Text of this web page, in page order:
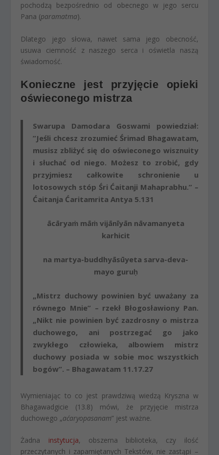
pochodzą bezpośrednio od obecnego w jego sercu
Pana (paramatma).
Dlatego jego słowa, nawet sama jego obecność,
usuwa ciemność z naszego serca i oświetla naszą
świadomość.
Konieczne jest przyjęcie opieki
oświeconego mistrza
Swarupa Damodara Goswami powiedział:
”Jeśli chcesz zrozumieć Śrimad Bhagawatam,
musisz zbliżyć się do oświeconego wisznuity
i słuchać od niego. Możesz to zrobić, gdy
przyjmiesz całkowite schronienie u
lotosowych stóp Śri Ćaitanji Mahaprabhu.” –
Ćaitanja Ćaritamrita Antya 5.131
ācāryaṁ māṁ vijānīyān nāvamanyeta
karhicit
na martya-buddhyāsūyeta sarva-deva-
mayo guruḥ
„Mistrz duchowy powinien być uważany za
równego Mnie” – rzekł Błogosławiony Pan.
„Nikt nie powinien być zazdrosny o mistrza
duchowego, ani postrzegać go jako
zwykłego człowieka, albowiem mistrz
duchowy posiada w sobie moc wszystkich
bogów”. – Bhagawatam 11.17.27
Wymieniając to co jest prawdziwą wiedzą Kryszna w
Bhagawadgicie (13.8) mówi, że przyjęcie mistrza
duchowego „aćaryopasanam” jest ważne.
Żadna instytucja, obszerna biblioteka, czy ilość
przeczytanych i zapamiętanych Tekstów, nie zastąpi –